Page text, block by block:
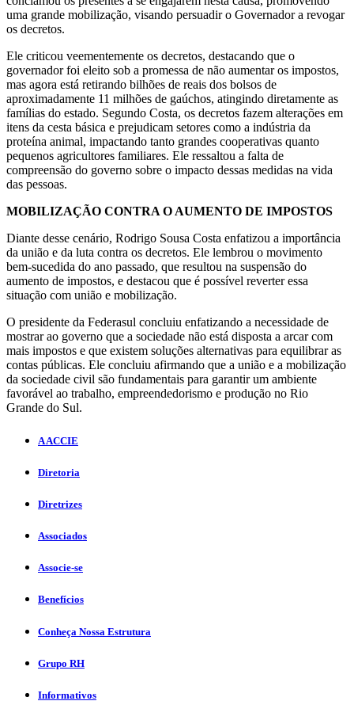
uma grande mobilização, visando persuadir o Governador a revogar
os decretos.
Ele criticou veementemente os decretos, destacando que o
governador foi eleito sob a promessa de não aumentar os impostos,
mas agora está retirando bilhões de reais dos bolsos de
aproximadamente 11 milhões de gaúchos, atingindo diretamente as
famílias do estado. Segundo Costa, os decretos fazem alterações em
itens da cesta básica e prejudicam setores como a indústria da
proteína animal, impactando tanto grandes cooperativas quanto
pequenos agricultores familiares. Ele ressaltou a falta de
compreensão do governo sobre o impacto dessas medidas na vida
das pessoas.
MOBILIZAÇÃO CONTRA O AUMENTO DE IMPOSTOS
Diante desse cenário, Rodrigo Sousa Costa enfatizou a importância
da união e da luta contra os decretos. Ele lembrou o movimento
bem-sucedida do ano passado, que resultou na suspensão do
aumento de impostos, e destacou que é possível reverter essa
situação com união e mobilização.
O presidente da Federasul concluiu enfatizando a necessidade de
mostrar ao governo que a sociedade não está disposta a arcar com
mais impostos e que existem soluções alternativas para equilibrar as
contas públicas. Ele concluiu afirmando que a união e a mobilização
da sociedade civil são fundamentais para garantir um ambiente
favorável ao trabalho, empreendedorismo e produção no Rio
Grande do Sul.
A ACCIE
Diretoria
Diretrizes
Associados
Associe-se
Benefícios
Conheça Nossa Estrutura
Grupo RH
Informativos